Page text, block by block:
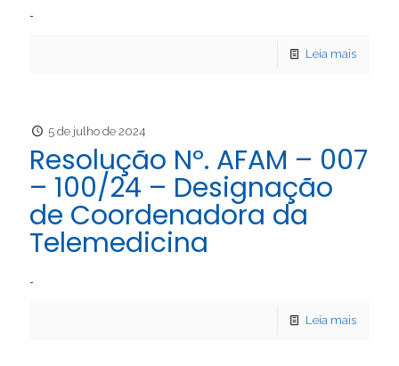
…
Leia mais
5 de julho de 2024
Resolução Nº. AFAM – 007
– 100/24 – Designação
de Coordenadora da
Telemedicina
…
Leia mais